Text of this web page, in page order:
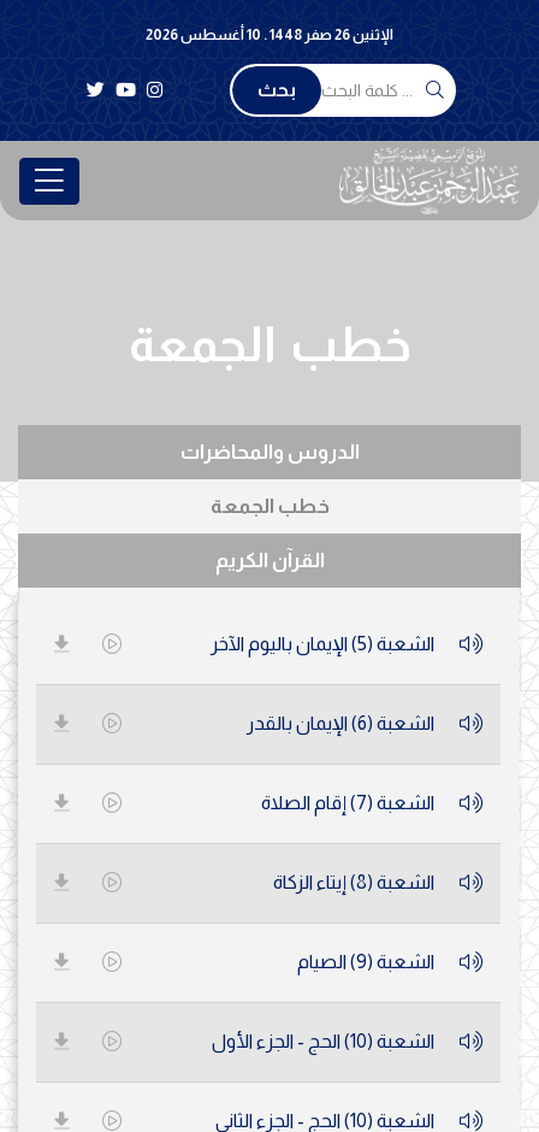
الإثنين 26 صفر 1448 . 10 أغسطس 2026
بحث
خطب الجمعة
الدروس والمحاضرات
خطب الجمعة
القرآن الكريم
الشعبة (5) الإيمان باليوم الآخر
الشعبة (6) الإيمان بالقدر
الشعبة (7) إقام الصلاة
الشعبة (8) إيتاء الزكاة
الشعبة (9) الصيام
الشعبة (10) الحج - الجزء الأول
الشعبة (10) الحج - الجزء الثاني